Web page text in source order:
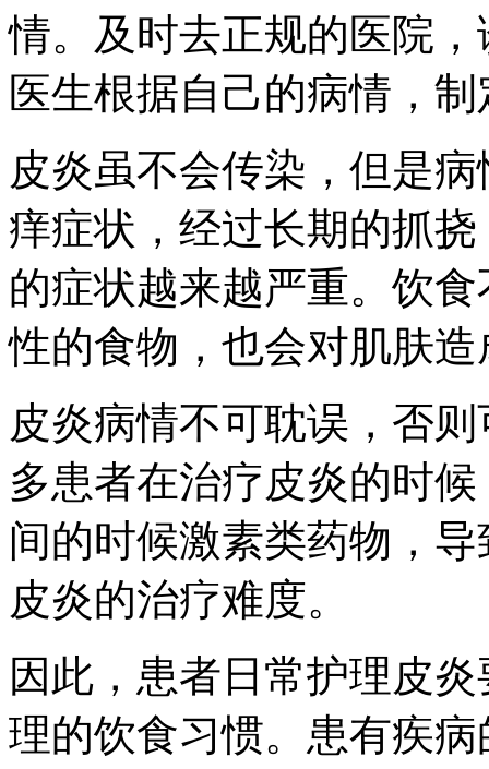
情。及时去正规的医院
医生根据自己的病情，
皮炎虽不会传染，但是
痒症状，经过长期的抓
的症状越来越严重。饮
性的食物，也会对肌肤
皮炎病情不可耽误，否
多患者在治疗皮炎的时
间的时候激素类药物，
皮炎的治疗难度。
因此，患者日常护理皮
理的饮食习惯。患有疾